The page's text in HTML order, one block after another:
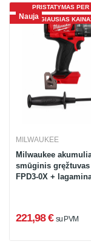
PIGIAUSIAS
PRISTATYMAS PER
Nauja
MILWAUKEE
Milwaukee
smūginis gręžtuvas
FPD3-0X +
221,98 € su PVM